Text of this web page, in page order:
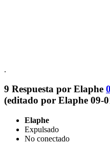
.
9 Respuesta por Elaphe
(editado por Elaphe 09-
Elaphe
Expulsado
No conectado